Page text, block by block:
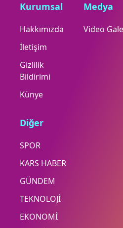
Kurumsal
Hakkımızda
İletişim
Gizlilik
Bildirimi
Künye
Medya
Video
Diğer
SPOR
KARS HABER
GÜNDEM
TEKNOLOJİ
EKONOMİ